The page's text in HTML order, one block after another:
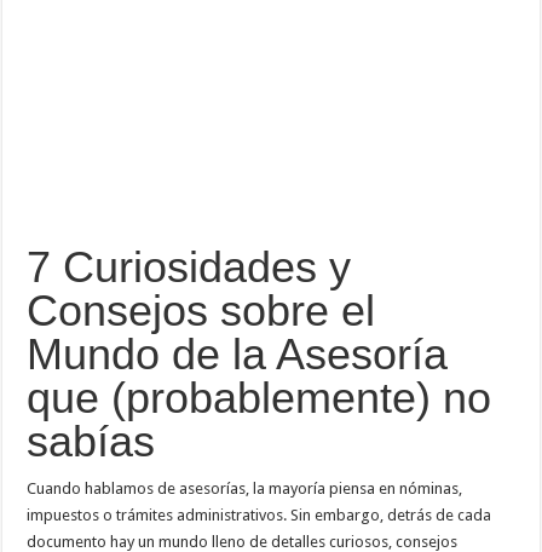
7 Curiosidades y
Consejos sobre el
Mundo de la Asesoría
que (probablemente) no
sabías
Cuando hablamos de asesorías, la mayoría piensa en nóminas,
impuestos o trámites administrativos. Sin embargo, detrás de cada
documento hay un mundo lleno de detalles curiosos, consejos